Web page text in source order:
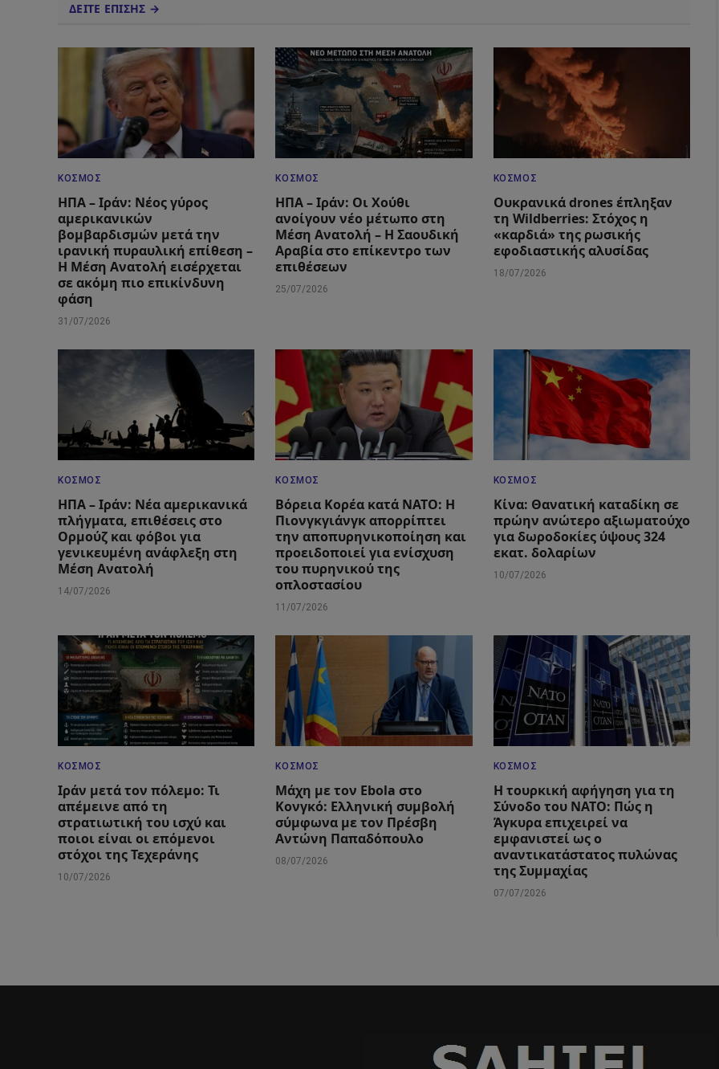
ΔΕΙΤΕ ΕΠΙΣΗΣ →
ΚΌΣΜΟΣ
ΗΠΑ – Ιράν: Νέος γύρος
αμερικανικών
βομβαρδισμών μετά την
ιρανική πυραυλική επίθεση –
Η Μέση Ανατολή εισέρχεται
σε ακόμη πιο επικίνδυνη
φάση
31/07/2026
ΚΌΣΜΟΣ
ΗΠΑ – Ιράν: Οι Χούθι
ανοίγουν νέο μέτωπο στη
Μέση Ανατολή – Η Σαουδική
Αραβία στο επίκεντρο των
επιθέσεων
25/07/2026
ΚΌΣΜΟΣ
Ουκρανικά drones έπληξαν
τη Wildberries: Στόχος η
«καρδιά» της ρωσικής
εφοδιαστικής αλυσίδας
18/07/2026
ΚΌΣΜΟΣ
ΗΠΑ – Ιράν: Νέα αμερικανικά
πλήγματα, επιθέσεις στο
Ορμούζ και φόβοι για
γενικευμένη ανάφλεξη στη
Μέση Ανατολή
14/07/2026
ΚΌΣΜΟΣ
Βόρεια Κορέα κατά ΝΑΤΟ: Η
Πιονγκγιάνγκ απορρίπτει
την αποπυρηνικοποίηση και
προειδοποιεί για ενίσχυση
του πυρηνικού της
οπλοστασίου
11/07/2026
ΚΌΣΜΟΣ
Κίνα: Θανατική καταδίκη σε
πρώην ανώτερο αξιωματούχο
για δωροδοκίες ύψους 324
εκατ. δολαρίων
10/07/2026
ΚΌΣΜΟΣ
Ιράν μετά τον πόλεμο: Τι
απέμεινε από τη
στρατιωτική του ισχύ και
ποιοι είναι οι επόμενοι
στόχοι της Τεχεράνης
10/07/2026
ΚΌΣΜΟΣ
Μάχη με τον Ebola στο
Κονγκό: Ελληνική συμβολή
σύμφωνα με τον Πρέσβη
Αντώνη Παπαδόπουλο
08/07/2026
ΚΌΣΜΟΣ
Η τουρκική αφήγηση για τη
Σύνοδο του ΝΑΤΟ: Πώς η
Άγκυρα επιχειρεί να
εμφανιστεί ως ο
αναντικατάστατος πυλώνας
της Συμμαχίας
07/07/2026